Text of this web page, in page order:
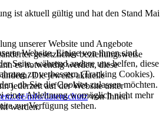
ist aktuell gültig und hat den Stand Mai
unserer Website und Angebote
gesetzlicher beziehungsweise
es notwendig werden, diese
Die jeweils aktuelle
jederzeit auf der Website unter
info/datenschutzvon Ihnen
werden.
Website. Einige von ihnen sind
Seite, während andere uns helfen, diese
zu verbessern (Tracking Cookies).
ob Sie die Cookies zulassen möchten.
einer Ablehnung womöglich nicht mehr
zur Verfügung stehen.